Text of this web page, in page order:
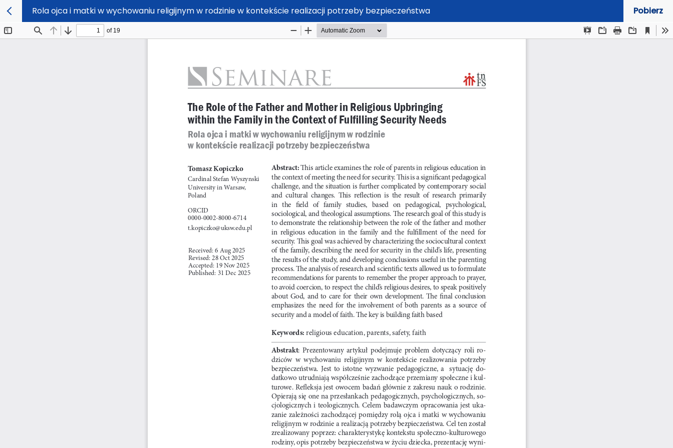
Rola ojca i matki w wychowaniu religijnym w rodzinie w kontekście realizacji potrzeby bezpieczeństwa Pobierz